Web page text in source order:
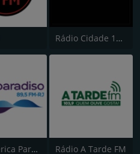
Rádio Cidade 102,9
SulAmerica Paradiso FM Rádio A Tarde FM